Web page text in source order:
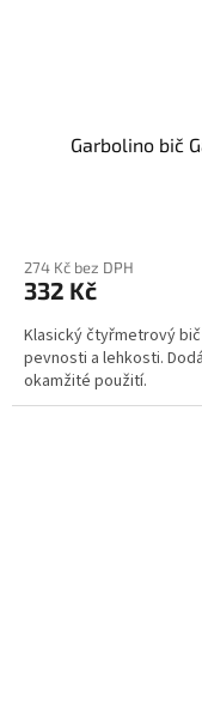
Garbolino bič
274 Kč bez DPH
332 Kč
Klasický čtyřmetrový
pevnosti a lehkosti.
okamžité použití.